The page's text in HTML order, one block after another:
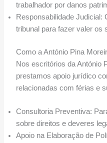
trabalhador por danos
Responsabilidade Judicial:
tribunal para fazer valer os
Como a António Pina
Nos escritórios da António
prestamos apoio jurídico
relacionadas com férias e
Consultoria Preventiva:
sobre direitos e deveres
Apoio na Elaboração de